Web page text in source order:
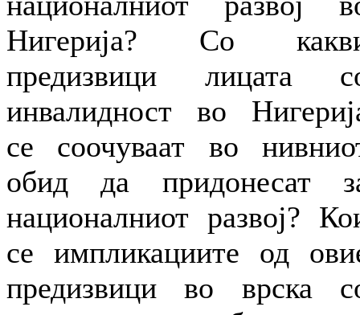
Нигерија? Со
предизвици лицата
инвалидност во
се соочуваат во
обид да придонесат
националниот развој?
се импликациите од
предизвици во врска